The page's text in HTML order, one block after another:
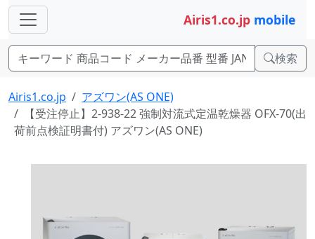
Airis1.co.jp mobile
検索
Airis1.co.jp
アズワン(AS ONE)
【受注停止】2-938-22 強制対流式定温乾燥器 OFX-70(出
荷前点検証明書付) アズワン(AS ONE)